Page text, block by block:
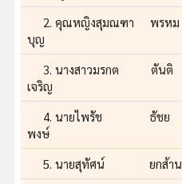
2. คุณหญิงสุมณฑา พรหม
บุญ
3. นางสาวมรกต ตันติ
เจริญ
4. นายไพรัช ธัชย
พงษ์
5. นายสุทัศน์ ยกส้าน